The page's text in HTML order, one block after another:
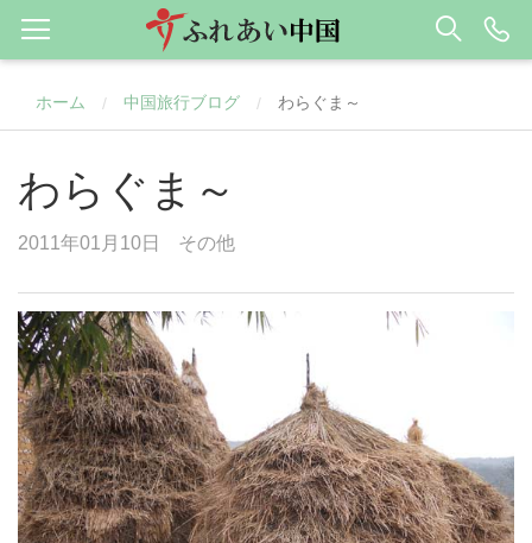
ホーム / 中国旅行ブログ / わらぐま～
わらぐま～
2011年01月10日 その他